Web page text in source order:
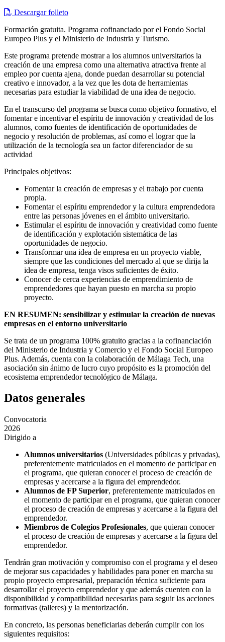
Descargar folleto
Formación gratuita. Programa cofinanciado por el Fondo Social
Europeo Plus y el Ministerio de Industria y Turismo.
Este programa pretende mostrar a los alumnos universitarios la
creación de una empresa como una alternativa atractiva frente al
empleo por cuenta ajena, donde puedan desarrollar su potencial
creativo e innovador, a la vez que les dota de herramientas
necesarias para estudiar la viabilidad de una idea de negocio.
En el transcurso del programa se busca como objetivo formativo, el
fomentar e incentivar el espíritu de innovación y creatividad de los
alumnos, como fuentes de identificación de oportunidades de
negocio y resolución de problemas, así como el lograr que la
utilización de la tecnología sea un factor diferenciador de su
actividad
Principales objetivos:
Fomentar la creación de empresas y el trabajo por cuenta
propia.
Fomentar el espíritu emprendedor y la cultura emprendedora
entre las personas jóvenes en el ámbito universitario.
Estimular el espíritu de innovación y creatividad como fuente
de identificación y explotación sistemática de las
oportunidades de negocio.
Transformar una idea de empresa en un proyecto viable,
siempre que las condiciones del mercado al que se dirija la
idea de empresa, tenga visos suficientes de éxito.
Conocer de cerca experiencias de emprendimiento de
emprendedores que hayan puesto en marcha su propio
proyecto.
EN RESUMEN: sensibilizar y estimular la creación de nuevas
empresas en el entorno universitario
Se trata de un programa 100% gratuito gracias a la cofinanciación
del Ministerio de Industria y Comercio y el Fondo Social Europeo
Plus. Además, cuenta con la colaboración de Málaga Tech, una
asociación sin ánimo de lucro cuyo propósito es la promoción del
ecosistema emprendedor tecnológico de Málaga.
Datos generales
Convocatoria
2026
Dirigido a
Alumnos universitarios (Universidades públicas y privadas),
preferentemente matriculados en el momento de participar en
el programa, que quieran conocer el proceso de creación de
empresas y acercarse a la figura del emprendedor.
Alumnos de FP Superior, preferentemente matriculados en
el momento de participar en el programa, que quieran conocer
el proceso de creación de empresas y acercarse a la figura del
emprendedor.
Miembros de Colegios Profesionales, que quieran conocer
el proceso de creación de empresas y acercarse a la figura del
emprendedor.
Tendrán gran motivación y compromiso con el programa y el deseo
de mejorar sus capacidades y habilidades para poner en marcha su
propio proyecto empresarial, preparación técnica suficiente para
desarrollar el proyecto emprendedor y que además cuenten con la
disponibilidad y compatibilidad necesarias para seguir las acciones
formativas (talleres) y la mentorización.
En concreto, las personas beneficiarias deberán cumplir con los
siguientes requisitos: